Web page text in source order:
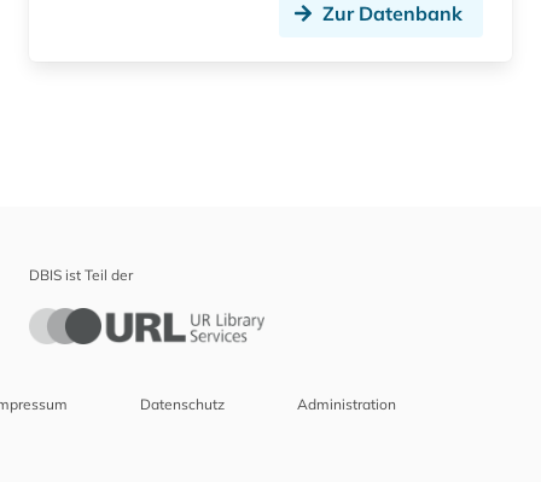
Zur Datenbank
DBIS ist Teil der
Datenschutz Administration